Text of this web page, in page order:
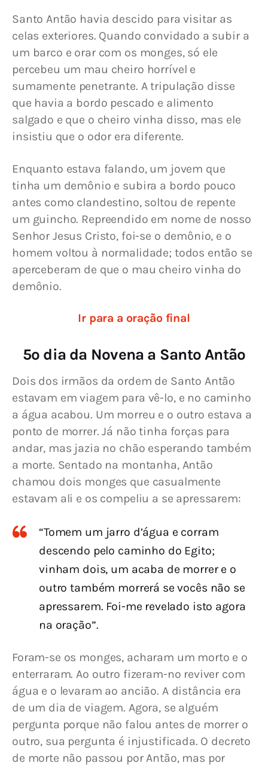
Santo Antão havia descido para visitar as
celas exteriores. Quando convidado a subir a
um barco e orar com os monges, só ele
percebeu um mau cheiro horrível e
sumamente penetrante. A tripulação disse
que havia a bordo pescado e alimento
salgado e que o cheiro vinha disso, mas ele
insistiu que o odor era diferente.
Enquanto estava falando, um jovem que
tinha um demônio e subira a bordo pouco
antes como clandestino, soltou de repente
um guincho. Repreendido em nome de nosso
Senhor Jesus Cristo, foi-se o demônio, e o
homem voltou à normalidade; todos então se
aperceberam de que o mau cheiro vinha do
demônio.
Ir para a oração final
5º dia da Novena a Santo Antão
Dois dos irmãos da ordem de Santo Antão
estavam em viagem para vê-lo, e no caminho
a água acabou. Um morreu e o outro estava a
ponto de morrer. Já não tinha forças para
andar, mas jazia no chão esperando também
a morte. Sentado na montanha, Antão
chamou dois monges que casualmente
estavam ali e os compeliu a se apressarem:
“Tomem um jarro d’água e corram
descendo pelo caminho do Egito;
vinham dois, um acaba de morrer e o
outro também morrerá se vocês não se
apressarem. Foi-me revelado isto agora
na oração”.
Foram-se os monges, acharam um morto e o
enterraram. Ao outro fizeram-no reviver com
água e o levaram ao ancião. A distância era
de um dia de viagem. Agora, se alguém
pergunta porque não falou antes de morrer o
outro, sua pergunta é injustificada. O decreto
de morte não passou por Antão, mas por